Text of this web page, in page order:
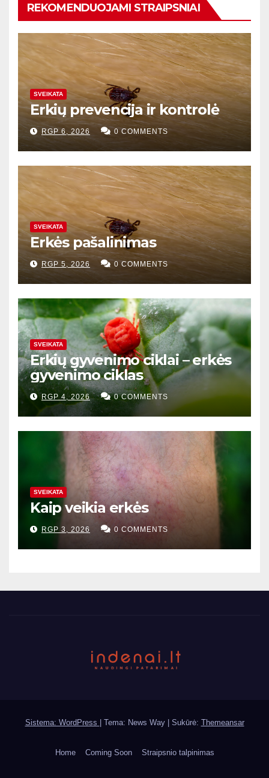
REKOMENDUOJAMI STRAIPSNIAI
SVEIKATA
Erkių prevencija ir kontrolė
RGP 6, 2026 0 COMMENTS
SVEIKATA
Erkės pašalinimas
RGP 5, 2026 0 COMMENTS
SVEIKATA
Erkių gyvenimo ciklai – erkės
gyvenimo ciklas
RGP 4, 2026 0 COMMENTS
SVEIKATA
Kaip veikia erkės
RGP 3, 2026 0 COMMENTS
Sistema: WordPress Tema: News Way | Sukūrė: Themeansar
Home Coming Soon Straipsnio talpinimas